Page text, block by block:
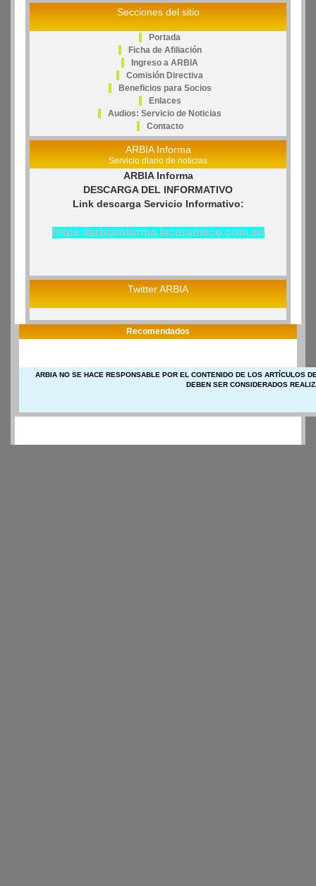
Secciones del sitio
Portada
Ficha de Afiliación
Ingreso a ARBIA
Comisión Directiva
Beneficios para Socios
Enlaces
Audios: Servicio de Noticias
Contacto
ARBIA Informa
Servicio diario de noticias
ARBIA Informa
DESCARGA DEL INFORMATIVO
Link descarga Servicio Informativo:
https://arbiainforma.lacorameco.com.ar/
Twitter ARBIA
Recomendados
ARBIA NO SE HACE RESPONSABLE POR EL CONTENIDO DE LOS ARTÍCULOS
DEBEN SER CONSIDERADOS